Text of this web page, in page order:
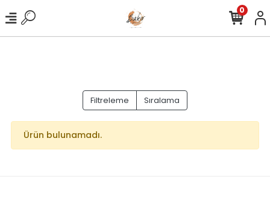
0
Filtreleme Sıralama
Ürün bulunamadı.